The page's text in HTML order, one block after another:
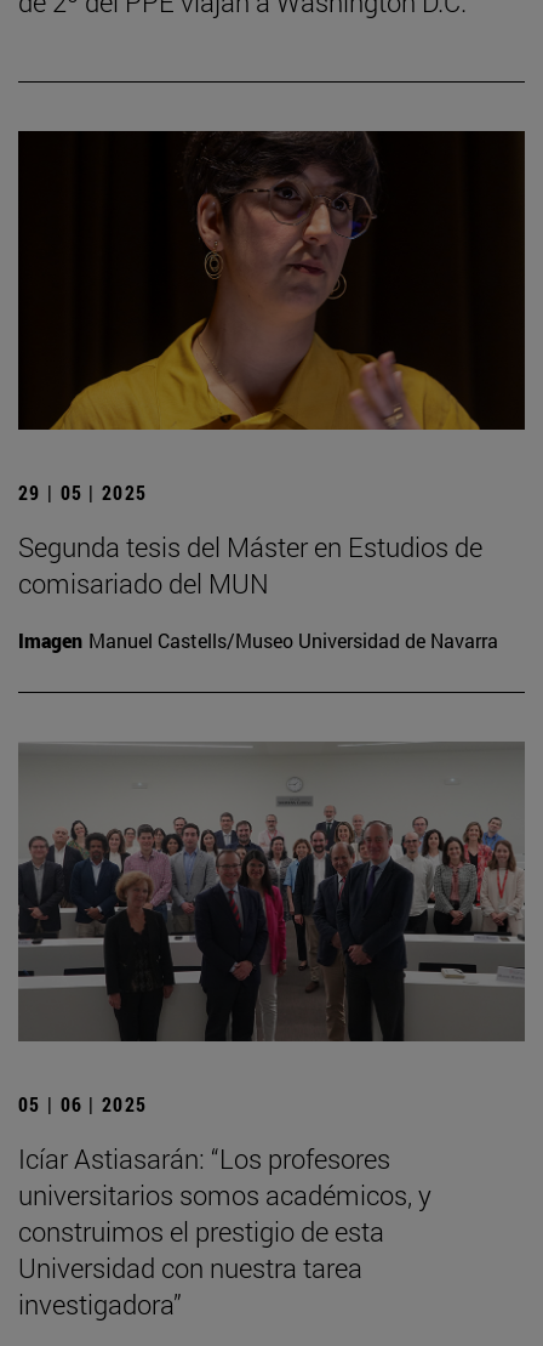
29 | 05 | 2025
Segunda tesis del Máster en Estudios de
comisariado del MUN
Imagen Manuel Castells/Museo Universidad de Navarra
05 | 06 | 2025
Icíar Astiasarán: “Los profesores
universitarios somos académicos, y
construimos el prestigio de esta
Universidad con nuestra tarea
investigadora”